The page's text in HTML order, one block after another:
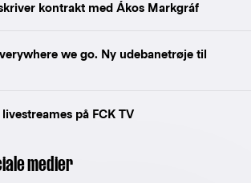
kontrakt med Ákos Markgráf
we go. Ny udebanetrøje til
på FCK TV
medier